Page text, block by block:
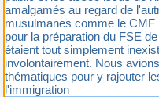
amalgamés au regard de
musulmanes comme le CMF
pour la préparation du FSE
étaient tout simplement
involontairement. Nous
thématiques pour y rajouter
l'immigration